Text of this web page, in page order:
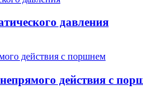
давления
дейст­вия с